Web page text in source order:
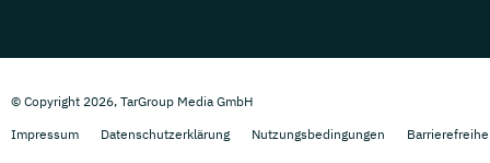
© Copyright 2026, TarGroup Media GmbH
Impressum
Datenschutzerklärung Nutzungsbedingungen